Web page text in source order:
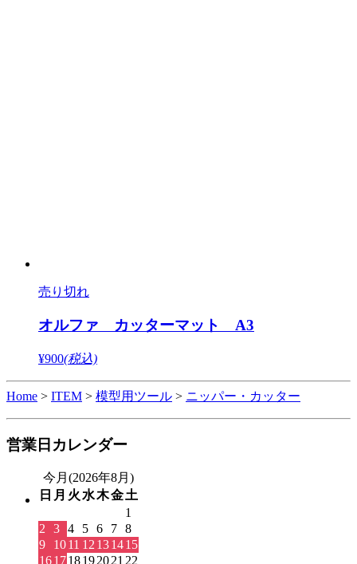
売り切れ
オルファ カッターマット A3
¥900(税込)
Home > ITEM > 模型用ツール > ニッパー・カッター
営業日カレンダー
今月(2026年8月)
日 月 火水木金土
1
2
3 4 5 6 7 8
9
1011 12 131415
161718192021 22